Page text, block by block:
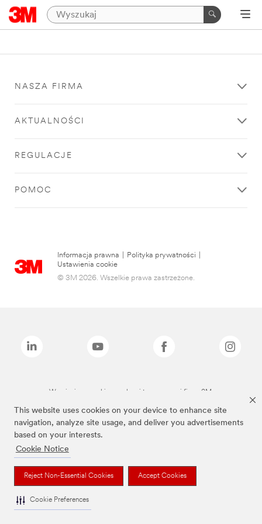
This website uses cookies on your device to enhance site
navigation, analyze site usage, and deliver you advertisements
based on your interests.
Cookie Notice
Reject Non-Essential Cookies Accept Cookies
Cookie Preferences
NASZA FIRMA
AKTUALNOŚCI
REGULACJE
POMOC
Informacja prawna Polityka prywatności
Ustawienia cookie
© 3M 2026. Wszelkie prawa zastrzeżone.
Wymienione marki są znakami towarowymi firmy 3M.